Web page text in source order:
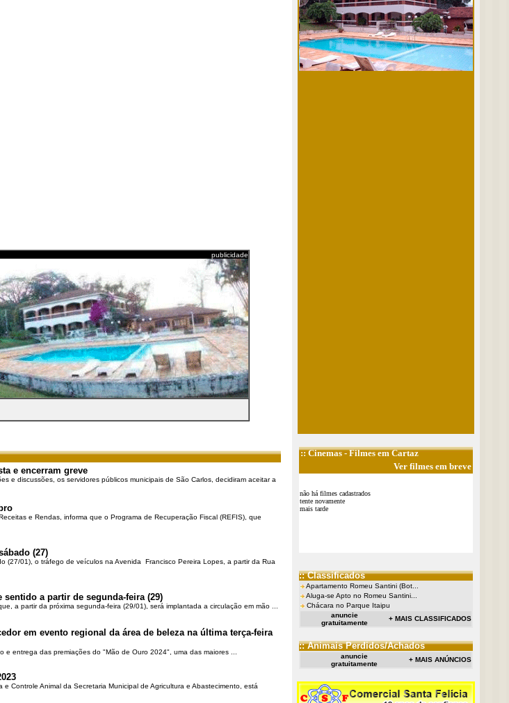
publicidade
e encerram greve
e discussões, os servidores públicos municipais de São Carlos, decidiram aceitar a
e Rendas, informa que o Programa de Recuperação Fiscal (REFIS), que
(27)
(27/01), o tráfego de veículos na Avenida Francisco Pereira Lopes, a partir da Rua
a partir de segunda-feira (29)
a partir da próxima segunda-feira (29/01), será implantada a circulação em mão ...
em evento regional da área de beleza na última terça-feira
entrega das premiações do "Mão de Ouro 2024", uma das maiores ...
Controle Animal da Secretaria Municipal de Agricultura e Abastecimento, está
::Cinemas- Filmes em Cartaz
Ver filmes em breve
não há filmes cadastrados
tente novamente
mais tarde
:: Classificados
Apartamento Romeu Santini (Bot...
Aluga-se Apto no Romeu Santini...
Chácara no Parque Itaipu
anuncie
gratuitamente
+ MAIS CLASSIFICADOS
:: Animais Perdidos/Achados
anuncie
gratuitamente
+ MAIS ANÚNCIOS